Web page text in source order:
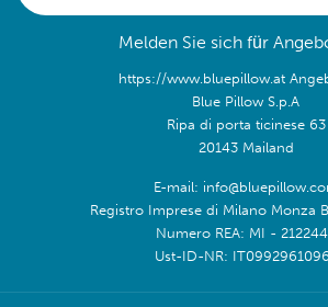
Melden Sie sich für
https://www.bluepillow.at
Blue Pillow S.p.A
Ripa di porta ticinese 63
20143 Mailand
E-mail:
Registro Imprese di Milano Monza
Numero REA: MI -
Ust-ID-NR: